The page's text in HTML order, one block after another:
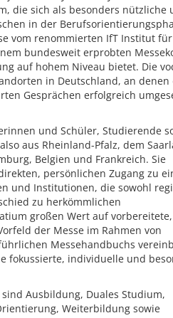
die sich als besonders nützliche
in der
vom renommierten IfT Institut für
bundesweit erprobten
auf hohem Niveau bietet. Die
in Deutschland, an denen
Gesprächen erfolgreich
und Schüler, Studierende
aus Rheinland-Pfalz, dem
Belgien und Frankreich. Sie
persönlichen Zugang zu
und Institutionen, die sowohl
zu herkömmlichen
großen Wert auf vorbereitete,
der Messe im Rahmen von
Messehandbuchs
fokussierte, individuelle und
Ausbildung, Duales Studium,
Weiterbildung sowie